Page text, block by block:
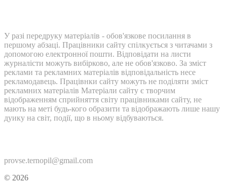
У разі передруку матеріалів - обов'язкове посилання в
першому абзаці. Працівники сайту спілкується з читачами з
допомогою електронної пошти. Відповідати на листи
журналісти можуть вибірково, але не обов'язково. За зміст
реклами та рекламних матеріалів відповідальність несе
рекламодавець. Працівнки сайту можуть не поділяти зміст
рекламних матеріалів Матеріали сайту є творчим
відображенням сприйняття світу працівниками сайту, не
мають на меті будь-кого образити та відображають лише нашу
дуику на світ, події, що в ньому відбуваються.
provse.ternopil@gmail.com
© 2026